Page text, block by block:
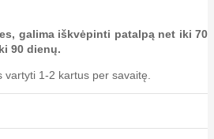
galima iškvėpinti patalpą net iki 70
90 dienų.
1-2 kartus per savaitę.